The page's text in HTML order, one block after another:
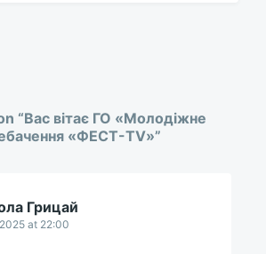
“Вас вітає ГО «Молодіжне
«ФЕСТ-TV»”
Грицай
at 22:00